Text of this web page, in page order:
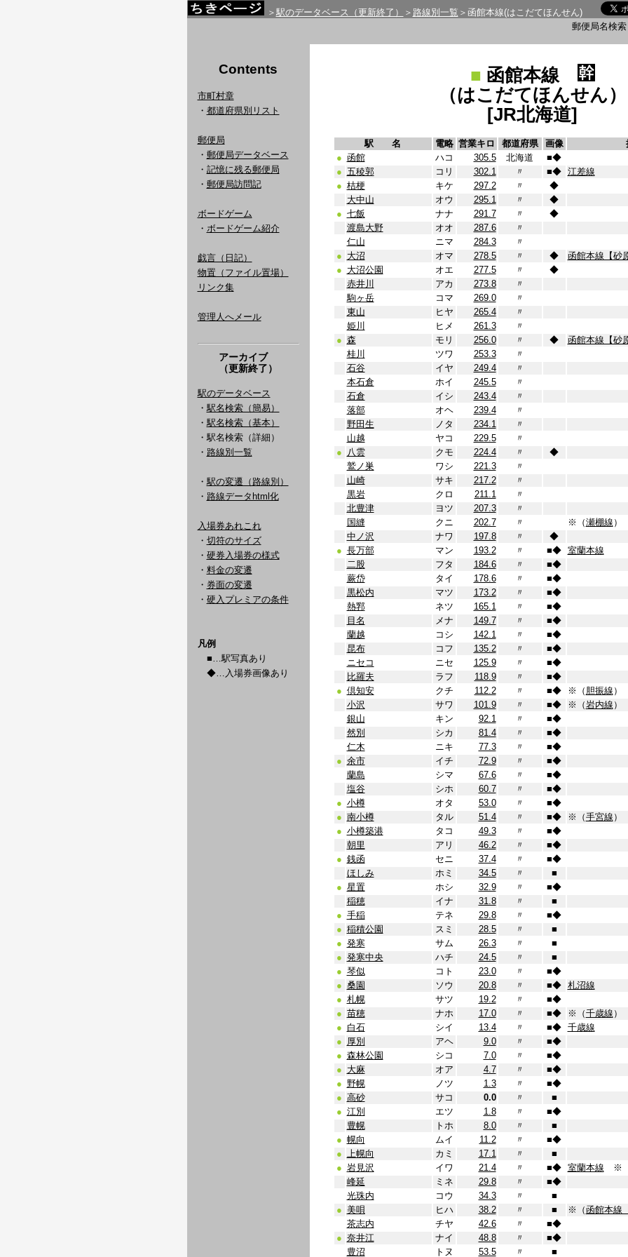
＞ 駅のデータベース（更新終了） ＞ 路線別一覧 ＞函館本線(はこだてほんせん)
郵便局名検
Contents
市町村章
・ 都道府県別リスト
郵便局
・ 郵便局データベース
・ 記憶に残る郵便局
・ 郵便局訪問記
ボードゲーム
・ ボードゲーム紹介
戯言（日記）
物置（ファイル置場）
リンク集
管理人へメール
アーカイブ
（更新終了）
駅のデータベース
・ 駅名検索（簡易）
・ 駅名検索（基本）
・駅名検索（詳細）
・ 路線別一覧
・ 駅の変遷（路線別）
・ 路線データhtml化
入場券あれこれ
・ 切符のサイズ
・ 硬券入場券の様式
・ 料金の変遷
・ 券面の変遷
・ 硬入プレミアの条件
凡例
■…駅写真あり
◆…入場券画像あり
■ 函館本線
（はこだてほんせん）
[JR北海道]
駅 名 電略 営業キロ 都道府県 画像
● 函館 ハコ 305.5 北海道 ■◆
● 五稜郭 コリ 302.1 〃 ■◆ 江差線
● 桔梗 キケ 297.2 〃
◆
大中山
オウ 295.1 〃
◆
● 七飯 ナナ 291.7 〃
◆
渡島大野
オオ 287.6
〃
仁山
ニマ 284.3
〃
● 大沼 オマ 278.5 〃 ◆
函館本線【砂
● 大沼公園 オエ 277.5 〃
◆
赤井川
アカ 273.8
〃
駒ヶ岳
コマ 269.0
〃
東山
ヒヤ 265.4
〃
姫川
ヒメ 261.3
〃
● 森 モリ 256.0 〃 ◆
函館本線【砂
桂川
ツワ 253.3
〃
石谷
イヤ 249.4
〃
本石倉
ホイ 245.5
〃
石倉
イシ 243.4
〃
落部
オヘ 239.4
〃
野田生
ノタ 234.1
〃
山越
ヤコ 229.5
〃
● 八雲 クモ 224.4 〃
◆
鷲ノ巣
ワシ 221.3
〃
山崎
サキ 217.2
〃
黒岩
クロ 211.1
〃
北豊津
ヨツ 207.3
〃
国縫
クニ 202.7 〃 ※（瀬棚線 ）
中ノ沢
ナワ 197.8 〃
◆
● 長万部 マン 193.2 〃 ■◆ 室蘭本線
二股
フタ 184.6 〃 ■◆
蕨岱
タイ 178.6 〃 ■◆
黒松内
マツ 173.2 〃 ■◆
熱郛
ネツ 165.1 〃 ■◆
目名
メナ 149.7 〃 ■◆
蘭越
コシ 142.1 〃 ■◆
昆布
コフ 135.2 〃 ■◆
ニセコ
ニセ 125.9 〃 ■◆
比羅夫
ラフ 118.9 〃 ■◆
● 倶知安 クチ 112.2 〃 ■◆ ※（ 胆振線 ）
小沢
サワ 101.9 〃 ■◆ ※（岩内線 ）
銀山
キン 92.1 〃 ■◆
然別
シカ 81.4 〃 ■◆
仁木
ニキ 77.3 〃 ■◆
● 余市 イチ 72.9 〃 ■◆
蘭島
シマ 67.6 〃 ■◆
塩谷
シホ 60.7 〃 ■◆
● 小樽 オタ 53.0 〃 ■◆
● 南小樽 タル 51.4 〃 ■◆ ※（手宮線 ）
● 小樽築港 タコ 49.3 〃 ■◆
朝里
アリ 46.2 〃 ■◆
● 銭函 セニ 37.4 〃 ■◆
ほしみ
ホミ 34.5 〃
■
● 星置 ホシ 32.9 〃 ■◆
稲穂
イナ 31.8 〃
■
● 手稲 テネ 29.8 〃 ■◆
● 稲積公園 スミ 28.5 〃
■
● 発寒 サム 26.3 〃
■
● 発寒中央 ハチ 24.5 〃
■
● 琴似 コト 23.0 〃 ■◆
● 桑園 ソウ 20.8 〃 ■◆ 札沼線
● 札幌 サツ 19.2 〃 ■◆
● 苗穂 ナホ 17.0 〃 ■◆ ※（千歳線 ）
● 白石 シイ 13.4 〃 ■◆ 千歳線
● 厚別 アヘ 9.0 〃 ■◆
● 森林公園 シコ 7.0 〃 ■◆
● 大麻 オア 4.7 〃 ■◆
● 野幌 ノツ 1.3 〃 ■◆
● 高砂 サコ 0.0 〃
■
● 江別 エツ 1.8 〃 ■◆
豊幌
トホ 8.0 〃
■
● 幌向 ムイ 11.2 〃 ■◆
● 上幌向 カミ 17.1 〃
■
● 岩見沢 イワ 21.4 〃 ■◆ 室蘭本線 ※
峰延
ミネ 29.8 〃 ■◆
光珠内
コウ 34.3 〃
■
● 美唄 ヒハ 38.2 〃 ■ ※（函館本線
茶志内
チヤ 42.6 〃 ■◆
● 奈井江 ナイ 48.8 〃 ■◆
豊沼
トヌ 53.5 〃 ■